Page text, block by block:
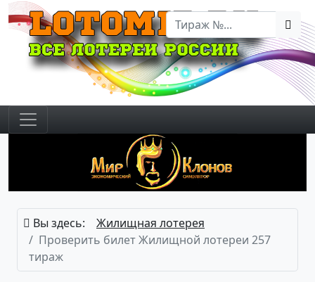
Вы здесь:
Жилищная лотерея
Проверить билет Жилищной лотереи 257
тираж